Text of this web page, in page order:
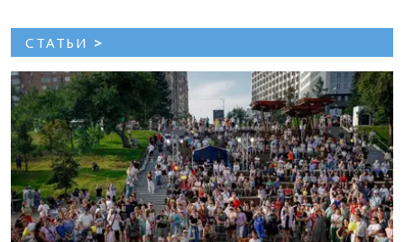
СТАТЬИ >